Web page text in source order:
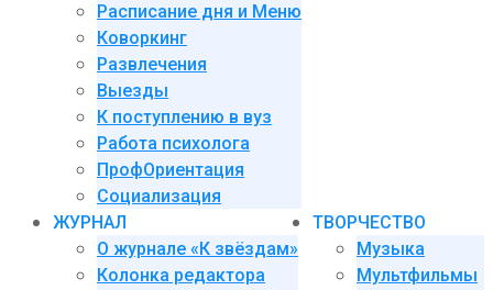
Расписание дня и Меню
Коворкинг
Развлечения
Выезды
К поступлению в вуз
Работа психолога
ПрофОриентация
Социализация
ЖУРНАЛ
О журнале «К звёздам»
Колонка редактора
ТВОРЧЕСТВО
Музыка
Мультфильмы